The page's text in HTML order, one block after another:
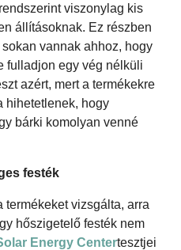
viszonylag kis
állításoknak. Ez részben
vannak ahhoz, hogy
fulladjon egy vég nélküli
azért, mert a termékekre
hihetetlenek, hogy
bárki komolyan venné
festék
termékeket vizsgálta, arra
hőszigetelő festék nem
Energy Centertesztjei